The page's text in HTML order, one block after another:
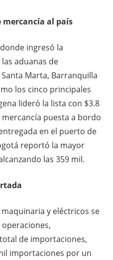
mercancía al país
ingresó la
aduanas de
Marta, Barranquilla
los cinco principales
lideró la lista con $3.8
puesta a bordo
en el puerto de
reportó la mayor
las 359 mil.
y eléctricos se
de importaciones,
importaciones por un